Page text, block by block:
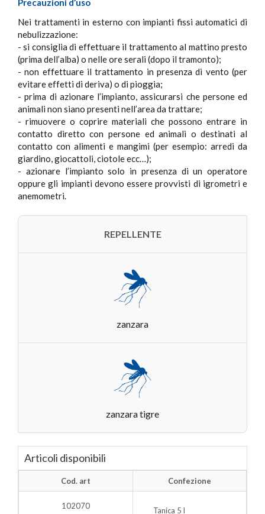
Precauzioni d’uso
Nei trattamenti in esterno con impianti fissi automatici di
nebulizzazione:
- si consiglia di effettuare il trattamento al mattino presto
(prima dell’alba) o nelle ore serali (dopo il tramonto);
- non effettuare il trattamento in presenza di vento (per
evitare effetti di deriva) o di pioggia;
- prima di azionare l’impianto, assicurarsi che persone ed
animali non siano presenti nell’area da trattare;
- rimuovere o coprire materiali che possono entrare in
contatto diretto con persone ed animali o destinati al
contatto con alimenti e mangimi (per esempio: arredi da
giardino, giocattoli, ciotole ecc…);
- azionare l’impianto solo in presenza di un operatore
oppure gli impianti devono essere provvisti di igrometri e
anemometri.
REPELLENTE
zanzara
zanzara tigre
Articoli disponibili
Cod. art Confezione
102070 Tanica 5 l